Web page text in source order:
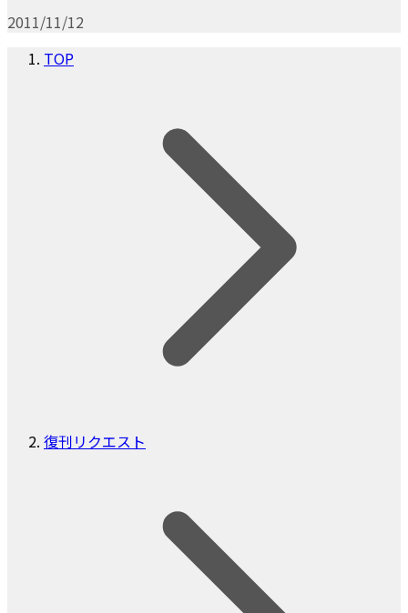
2011/11/12
TOP
復刊リクエスト